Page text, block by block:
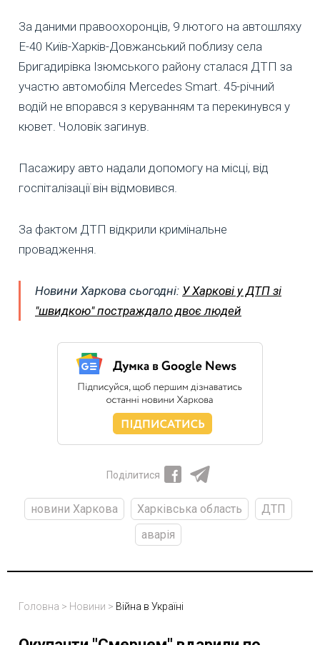
За даними правоохоронців, 9 лютого на автошляху
Е-40 Київ-Харків-Довжанський поблизу села
Бригадирівка Ізюмського району сталася ДТП за
участю автомобіля Mercedes Smart. 45-річний
водій не впорався з керуванням та перекинувся у
кювет. Чоловік загинув.
Пасажиру авто надали допомогу на місці, від
госпіталізації він відмовився.
За фактом ДТП відкрили кримінальне
провадження.
Новини Харкова сьогодні: У Харкові у ДТП зі
"швидкою" постраждало двоє людей
Поділитися
новини Харкова Харківська область
ДТП
аварія
Головна > Новини > Війна в Україні